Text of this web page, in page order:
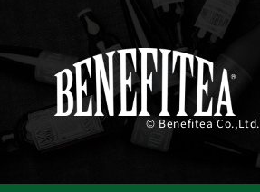
© Benefitea Co.,Ltd.